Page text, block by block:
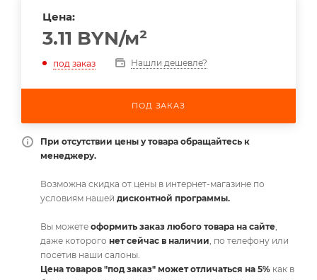
Цена:
3.11 BYN/м²
под заказ Нашли дешевле?
ПОД ЗАКАЗ
При отсутствии цены у товара обращайтесь к
менеджеру.
Возможна скидка от цены в интернет-магазине по
условиям нашей дисконтной программы.
Вы можете оформить заказ любого товара на сайте,
даже которого нет сейчас в наличии, по телефону или
посетив наши салоны.
Цена товаров "под заказ" может отличаться на 5% как в